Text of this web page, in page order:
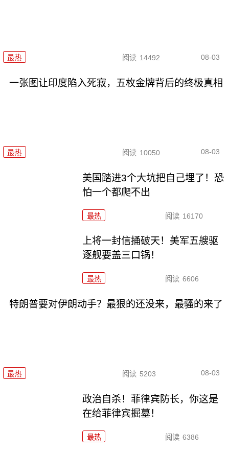
最热 阅读 14492 08-03
一张图让印度陷入死寂，五枚金牌背后的终极真相
最热 阅读 10050 08-03
美国踏进3个大坑把自己埋了！恐
怕一个都爬不出
最热 阅读 16170
上将一封信捅破天！美军五艘驱
逐舰要盖三口锅！
最热 阅读 6606
特朗普要对伊朗动手？最狠的还没来，最骚的来了
最热 阅读 5203 08-03
政治自杀！菲律宾防长，你这是
在给菲律宾掘墓！
最热 阅读 6386